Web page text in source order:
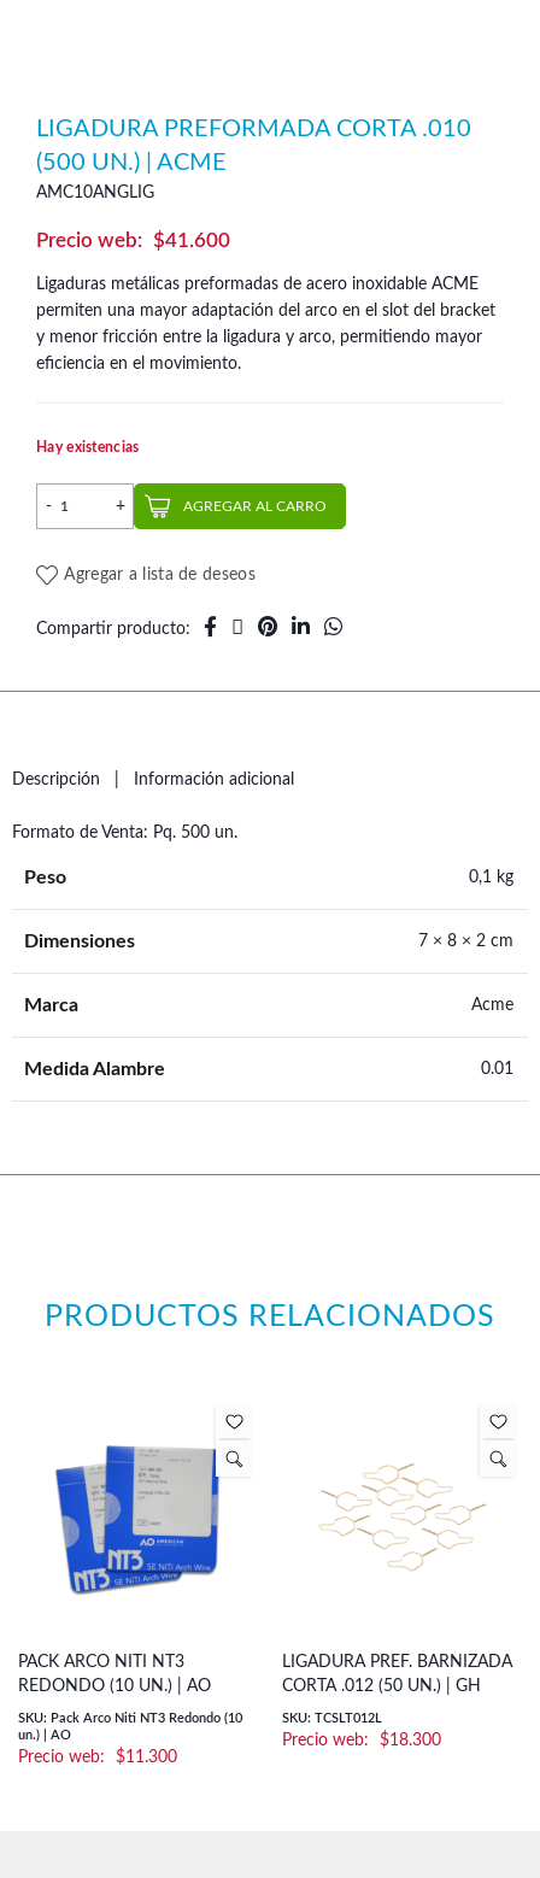
LIGADURA PREFORMADA CORTA .010
(500 UN.) | ACME
AMC10ANGLIG
$41.600
Ligaduras metálicas preformadas de acero inoxidable ACME
permiten una mayor adaptación del arco en el slot del bracket
y menor fricción entre la ligadura y arco, permitiendo mayor
eficiencia en el movimiento.
Hay existencias
Ligadura Preformada Corta .010 (500 un.) | Acme cantidad
AGREGAR AL CARRO
Agregar a lista de deseos
Compartir producto
Descripción Información adicional
Formato de Venta: Pq. 500 un.
Peso 0,1 kg
Dimensiones 7 × 8 × 2 cm
Marca Acme
Medida Alambre 0.01
PRODUCTOS RELACIONADOS
PACK ARCO NITI NT3
REDONDO (10 UN.) | AO
SKU: Pack Arco Niti NT3 Redondo (10
un.) | AO
$11.300
LIGADURA PREF. BARNIZADA
CORTA .012 (50 UN.) | GH
SKU: TCSLT012L
$18.300